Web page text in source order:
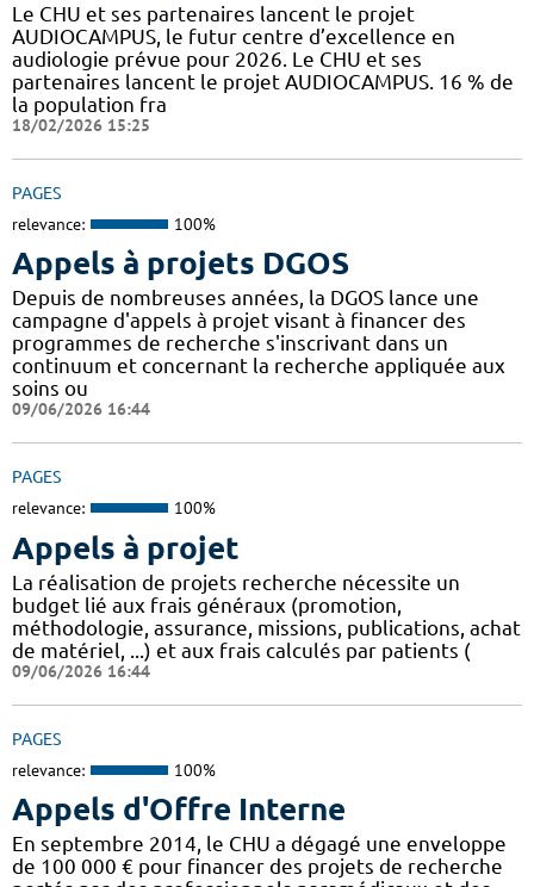
Le CHU et ses partenaires lancent le projet
AUDIOCAMPUS, le futur centre d’excellence en
audiologie prévue pour 2026. Le CHU et ses
partenaires lancent le projet AUDIOCAMPUS. 16 % de
la population fra
18/02/2026 15:25
PAGES
relevance: 100%
Appels à projets DGOS
Depuis de nombreuses années, la DGOS lance une
campagne d'appels à projet visant à financer des
programmes de recherche s'inscrivant dans un
continuum et concernant la recherche appliquée aux
soins ou
09/06/2026 16:44
PAGES
relevance: 100%
Appels à projet
La réalisation de projets recherche nécessite un
budget lié aux frais généraux (promotion,
méthodologie, assurance, missions, publications, achat
de matériel, ...) et aux frais calculés par patients (
09/06/2026 16:44
PAGES
relevance: 100%
Appels d'Offre Interne
En septembre 2014, le CHU a dégagé une enveloppe
de 100 000 € pour financer des projets de recherche